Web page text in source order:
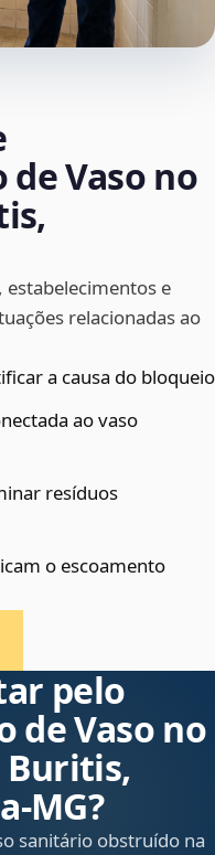
Vaso no
estabelecimentos e
relacionadas ao
a causa do bloqueio
ao vaso
resíduos
o escoamento
pelo
de Vaso no
Buritis,
sanitário obstruído na